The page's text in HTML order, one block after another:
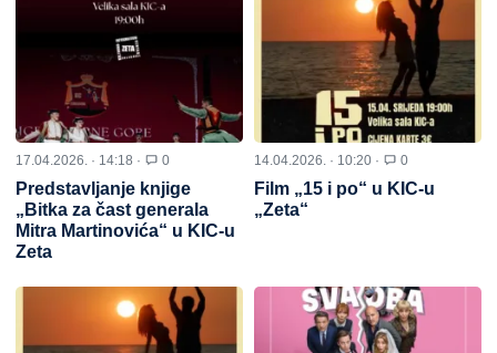
17.04.2026. · 14:18 · 0
Predstavljanje knjige
„Bitka za čast generala
Mitra Martinovića“ u KIC-u
Zeta
14.04.2026. · 10:20 · 0
Film „15 i po“ u KIC-u
„Zeta“